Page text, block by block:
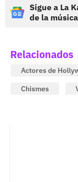
Sigue a La
de la música
Relacionados
Actores de
Chismes